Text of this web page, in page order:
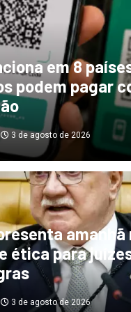
3 de agosto de 2026
em 8
podem pagar
3 de agosto de 2026
amanhã
ética para
3 de agosto de 2026